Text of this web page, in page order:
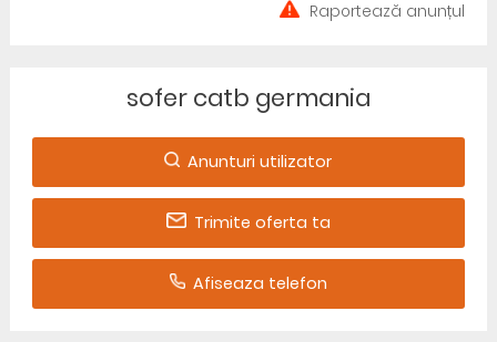
Raportează anunțul
sofer catb germania
Anunturi utilizator
Trimite oferta ta
Afiseaza telefon